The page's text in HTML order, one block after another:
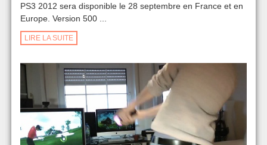
PS3 2012 sera disponible le 28 septembre en France et en
Europe. Version 500 ...
LIRE LA SUITE